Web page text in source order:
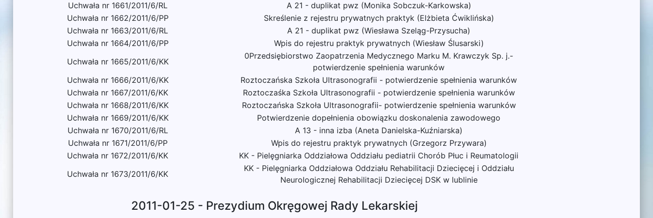
Uchwała nr 1661/2011/6/RL
A 21 - duplikat pwz (Monika Sobczuk-Karkowska)
Uchwała nr 1662/2011/6/PP
Skreślenie z rejestru prywatnych praktyk (Elżbieta Ćwiklińska)
Uchwała nr 1663/2011/6/RL
A 21 - duplikat pwz (Wiesława Szeląg-Przysucha)
Uchwała nr 1664/2011/6/PP
Wpis do rejestru praktyk prywatnych (Wiesław Ślusarski)
Uchwała nr 1665/2011/6/KK
0Przedsiębiorstwo Zaopatrzenia Medycznego Marku M. Krawczyk Sp. j.-
potwierdzenie spełnienia warunków
Uchwała nr 1666/2011/6/KK
Roztoczańska Szkoła Ultrasonografii - potwierdzenie spełnienia warunków
Uchwała nr 1667/2011/6/KK
Roztoczaśka Szkoła Ultrasonografii - potwierdzenie spełnienia warunków
Uchwała nr 1668/2011/6/KK
Roztoczańska Szkoła Ultrasonografii- potwierdzenie spełnienia warunków
Uchwała nr 1669/2011/6/KK
Potwierdzenie dopełnienia obowiązku doskonalenia zawodowego
Uchwała nr 1670/2011/6/RL
A 13 - inna izba (Aneta Danielska-Kuźniarska)
Uchwała nr 1671/2011/6/PP
Wpis do rejestru praktyk prywatnych (Grzegorz Przywara)
Uchwała nr 1672/2011/6/KK
KK - Pielęgniarka Oddziałowa Oddziału pediatrii Chorób Płuc i Reumatologii
Uchwała nr 1673/2011/6/KK
KK - Pielęgniarka Oddziałowa Oddziału Rehabilitacji Dziecięcej i Oddziału
Neurologicznej Rehabilitacji Dziecięcej DSK w lublinie
2011-01-25 - Prezydium Okręgowej Rady Lekarskiej